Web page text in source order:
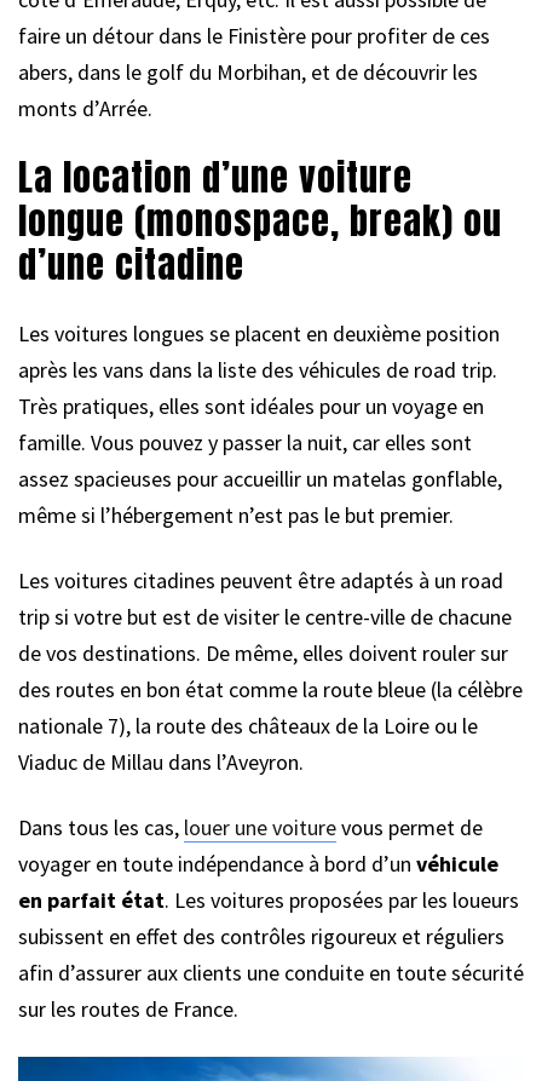
faire un détour dans le Finistère pour profiter de ces
abers, dans le golf du Morbihan, et de découvrir les
monts d’Arrée.
La location d’une voiture
longue (monospace, break) ou
d’une citadine
Les voitures longues se placent en deuxième position
après les vans dans la liste des véhicules de road trip.
Très pratiques, elles sont idéales pour un voyage en
famille. Vous pouvez y passer la nuit, car elles sont
assez spacieuses pour accueillir un matelas gonflable,
même si l’hébergement n’est pas le but premier.
Les voitures citadines peuvent être adaptés à un road
trip si votre but est de visiter le centre-ville de chacune
de vos destinations. De même, elles doivent rouler sur
des routes en bon état comme la route bleue (la célèbre
nationale 7), la route des châteaux de la Loire ou le
Viaduc de Millau dans l’Aveyron.
Dans tous les cas, louer une voiturevous permet de
voyager en toute indépendance à bord d’un véhicule
en parfait état. Les voitures proposées par les loueurs
subissent en effet des contrôles rigoureux et réguliers
afin d’assurer aux clients une conduite en toute sécurité
sur les routes de France.